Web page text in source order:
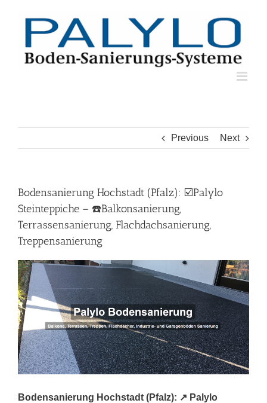
Previous Next
Bodensanierung Hochstadt (Pfalz): ☑️Palylo
Steinteppiche – ☎️Balkonsanierung,
Terrassensanierung, Flachdachsanierung,
Treppensanierung
Bodensanierung Hochstadt (Pfalz): ↗️ Palylo